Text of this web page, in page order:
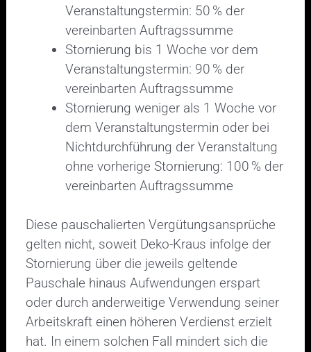
Veranstaltungstermin: 50 % der
vereinbarten Auftragssumme
Stornierung bis 1 Woche vor dem
Veranstaltungstermin: 90 % der
vereinbarten Auftragssumme
Stornierung weniger als 1 Woche vor
dem Veranstaltungstermin oder bei
Nichtdurchführung der Veranstaltung
ohne vorherige Stornierung: 100 % der
vereinbarten Auftragssumme
Diese pauschalierten Vergütungsansprüche
gelten nicht, soweit Deko-Kraus infolge der
Stornierung über die jeweils geltende
Pauschale hinaus Aufwendungen erspart
oder durch anderweitige Verwendung seiner
Arbeitskraft einen höheren Verdienst erzielt
hat. In einem solchen Fall mindert sich die